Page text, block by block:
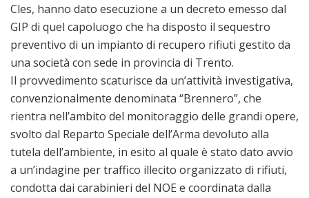
Cles, hanno dato esecuzione a un decreto emesso dal
GIP di quel capoluogo che ha disposto il sequestro
preventivo di un impianto di recupero rifiuti gestito da
una società con sede in provincia di Trento.
Il provvedimento scaturisce da un’attività investigativa,
convenzionalmente denominata “Brennero”, che
rientra nell’ambito del monitoraggio delle grandi opere,
svolto dal Reparto Speciale dell’Arma devoluto alla
tutela dell’ambiente, in esito al quale è stato dato avvio
a un’indagine per traffico illecito organizzato di rifiuti,
condotta dai carabinieri del NOE e coordinata dalla